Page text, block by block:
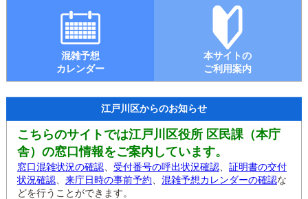
混雑予想
カレンダー
本サイトの
ご利用案内
江戸川区からのお知らせ
こちらのサイトでは江戸川区役所 区民課（本庁
舎）の窓口情報をご案内しています。
窓口混雑状況の確認 受付番号の呼出状況確認
証明書の交付
状況確認
来庁日時の事前予約 混雑予想カレンダーの確認な
どを行うことができます。